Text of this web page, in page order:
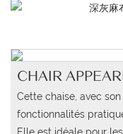
CHAIR
Cette chaise, avec
fonctionnalités